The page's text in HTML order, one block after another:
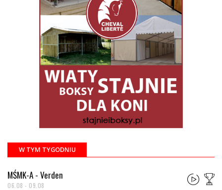
W TYM TYGODNIU
MŚMK-A - Verden
06.08 - 09.08